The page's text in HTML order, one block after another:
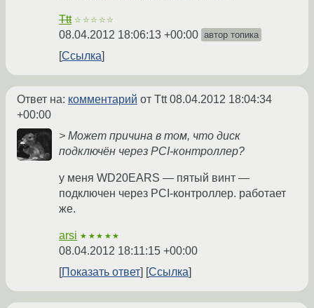
Ttt ☆☆☆☆☆
08.04.2012 18:06:13 +00:00 автор топика
Ссылка
Ответ на: комментарий от Ttt08.04.2012 18:04:34
+00:00
> Может причина в том, что диск
подключён через PCI-контроллер?
у меня WD20EARS — пятый винт —
подключен через PCI-контроллер. работает
же.
arsi ★★★★★
08.04.2012 18:11:15 +00:00
Показать ответ
Ссылка